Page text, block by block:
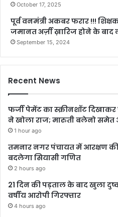
October 17, 2025
पूर्व वनमंत्री अकबर फरार !!!
जमानत अर्ज़ी ख़ारिज होने के बाद
September 15, 2024
Recent News
फर्जी पेमेंट का स्क्रीनशॉट
ने खोला राज; मारुती बलेनो समेत
1 hour ago
तमनार नगर पंचायत में आरक्षण की
बदलेगा सियासी गणित
2 hours ago
21 दिन की पड़ताल के बाद खुला
वर्षीय आरोपी गिरफ्तार
4 hours ago